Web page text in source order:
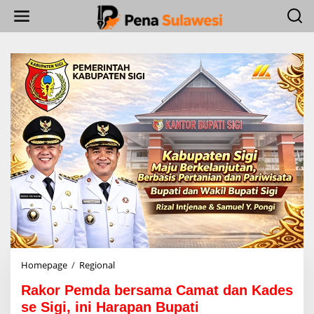
w
Homepage / Regional
k
o
Rakor Pemda bersama Camat dan Kades
se Sigi, ini Harapan Bupati